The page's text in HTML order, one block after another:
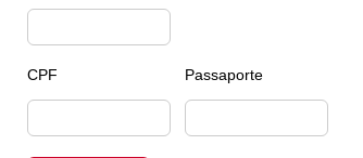
CPF Passaporte